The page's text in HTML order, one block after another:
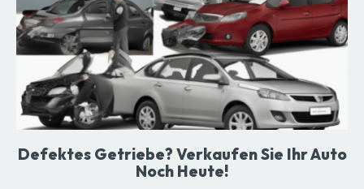
Defektes Getriebe? Verkaufen Sie Ihr Auto
Noch Heute!